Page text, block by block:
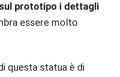
prototipo i dettagli
essere molto
questa statua è di